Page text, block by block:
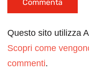
Questo sito utilizza
Scopri come
commenti.